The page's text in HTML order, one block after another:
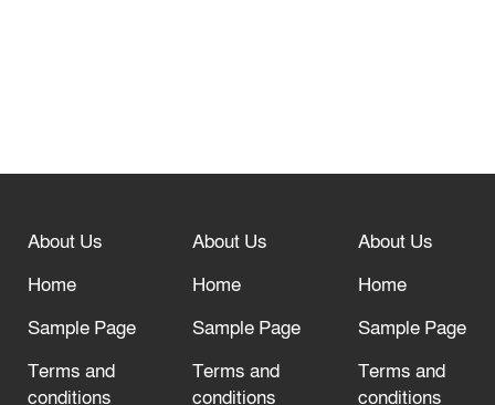
“অসহযোগ” আন্দোলনের হুমকি
দরজা খোলা রেখেছেন
About Us
Home
Sample Page
Terms and
conditions
About Us
Home
Sample Page
Terms and
conditions
About Us
Home
Sample Page
Terms and
conditions